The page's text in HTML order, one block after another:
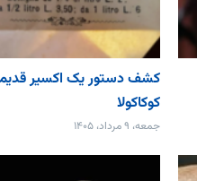
کشف دستور یک اکسیر
کوکاکولا
جمعه، ۹ مرداد، ۱۴۰۵